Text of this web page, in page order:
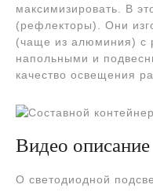
максимизировать. В
(рефлекторы). Они
(чаще из алюминия) с
напольными и
качество освещения
Видео описание
О светодиодной